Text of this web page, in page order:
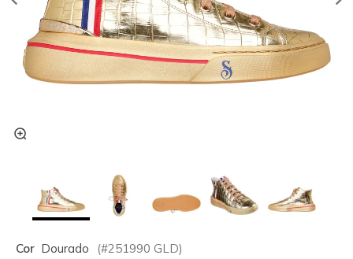
Cor Dourado (#251990 GLD)